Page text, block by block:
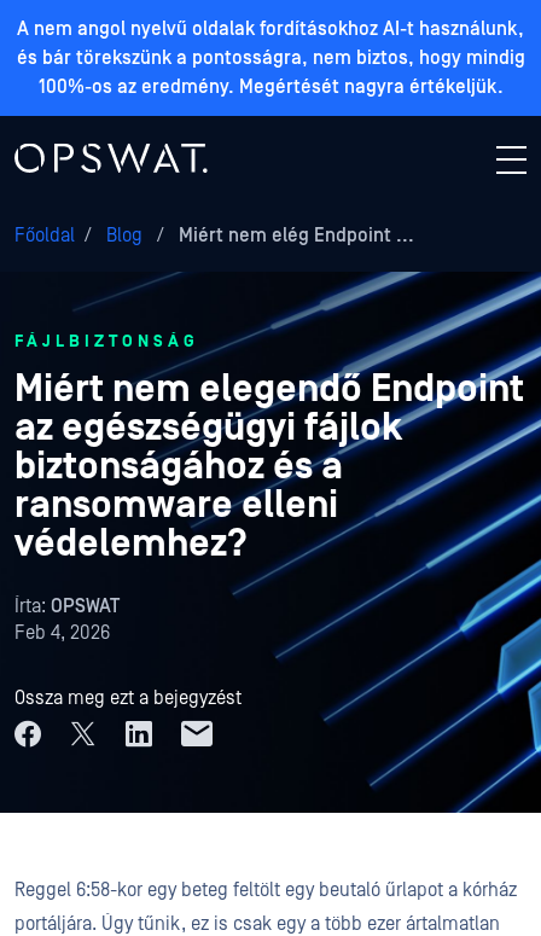
A nem angol nyelvű oldalak fordításokhoz AI-t használunk,
és bár törekszünk a pontosságra, nem biztos, hogy mindig
100%-os az eredmény. Megértését nagyra értékeljük.
Főoldal / Blog / Miért nem elég Endpoint ...
FÁJLBIZTONSÁG
Miért nem elegendő Endpoint
az egészségügyi fájlok
biztonságához és a
ransomware elleni
védelemhez?
Írta: OPSWAT
Feb 4, 2026
Ossza meg ezt a bejegyzést
Reggel 6:58-kor egy beteg feltölt egy beutaló űrlapot a kórház
portáljára. Úgy tűnik, ez is csak egy a több ezer ártalmatlan